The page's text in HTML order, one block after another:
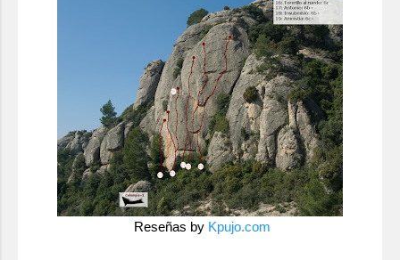
Reseñas by Kpujo.com